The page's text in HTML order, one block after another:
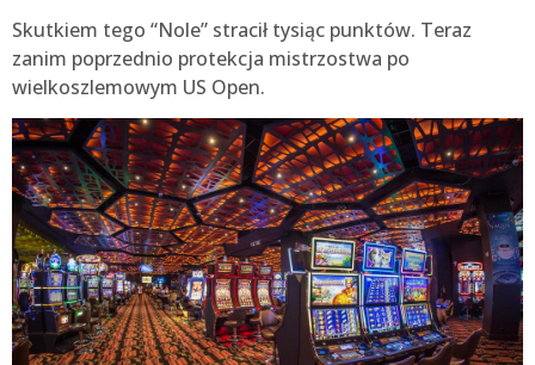
Skutkiem tego “Nole” stracił tysiąc punktów. Teraz
zanim poprzednio protekcja mistrzostwa po
wielkoszlemowym US Open.